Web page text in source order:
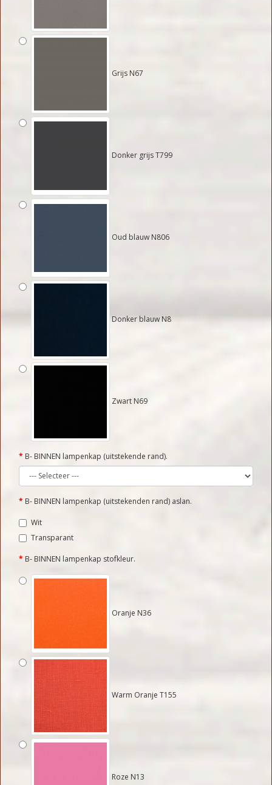
Grijs N67
Donker grijs T799
Oud blauw N806
Donker blauw N8
Zwart N69
B- BINNEN lampenkap (uitstekende rand).
B- BINNEN lampenkap (uitstekenden rand) aslan.
Wit
Transparant
B- BINNEN lampenkap stofkleur.
Oranje N36
Warm Oranje T155
Roze N13